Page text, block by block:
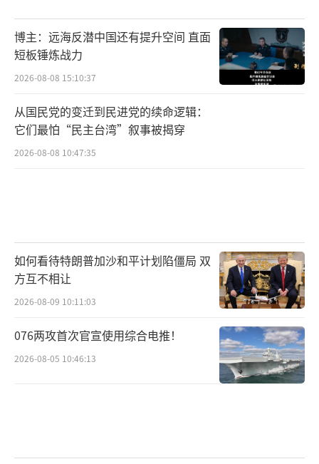
博主：远海反潜中国还有提升空间 直面
短板锤炼战力
2026-08-08 15:10:37
从国民党的变迁到民进党的续命逻辑：
它们最怕“民主台湾”叙事被揭穿
2026-08-08 10:47:35
如何看待特朗普加沙和平计划陷僵局 双
方互不相让
2026-08-09 10:11:03
076两攻首次官宣使用综合电推！
2026-08-05 10:46:13